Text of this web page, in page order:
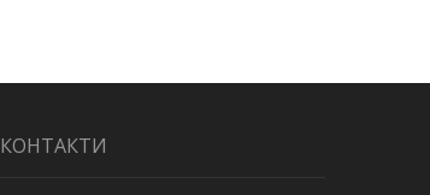
КОНТАКТИ